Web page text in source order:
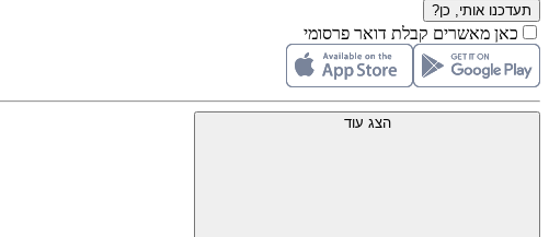
תעדכנו אותי, כן?
כאן מאשרים קבלת דואר פרסומי
הצג עוד